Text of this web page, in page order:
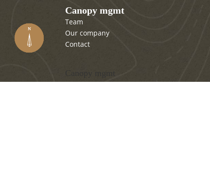
Canopy mgmt
Team
Our company
Contact